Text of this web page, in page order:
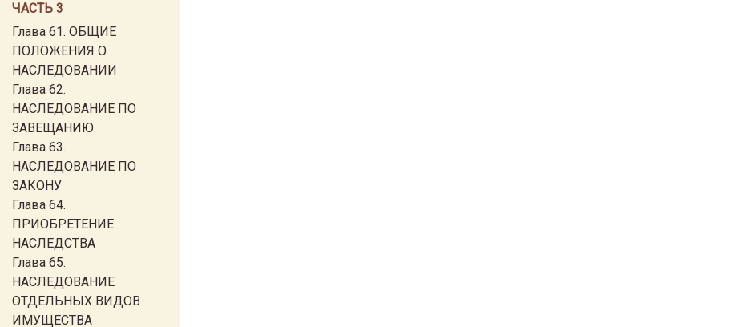
ЧАСТЬ 3
Глава 61. ОБЩИЕ
ПОЛОЖЕНИЯ О
НАСЛЕДОВАНИИ
Глава 62.
НАСЛЕДОВАНИЕ ПО
ЗАВЕЩАНИЮ
Глава 63.
НАСЛЕДОВАНИЕ ПО
ЗАКОНУ
Глава 64.
ПРИОБРЕТЕНИЕ
НАСЛЕДСТВА
Глава 65.
НАСЛЕДОВАНИЕ
ОТДЕЛЬНЫХ ВИДОВ
ИМУЩЕСТВА